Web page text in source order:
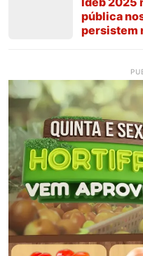
pública
persistem